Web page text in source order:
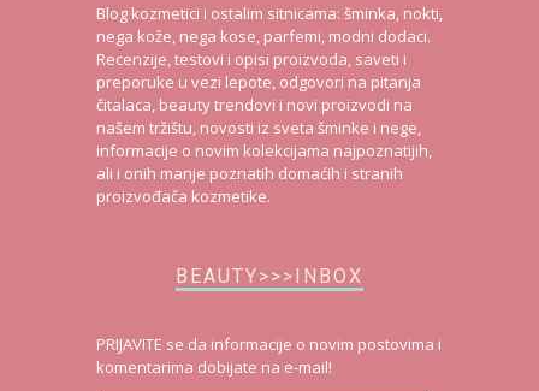
Blog kozmetici i ostalim sitnicama: šminka, nokti,
nega kože, nega kose, parfemi, modni dodaci.
Recenzije, testovi i opisi proizvoda, saveti i
preporuke u vezi lepote, odgovori na pitanja
čitalaca, beauty trendovi i novi proizvodi na
našem tržištu, novosti iz sveta šminke i nege,
informacije o novim kolekcijama najpoznatijih,
ali i onih manje poznatih domaćih i stranih
proizvođača kozmetike.
BEAUTY>>>INBOX
PRIJAVITE se da informacije o novim postovima i
komentarima dobijate na e-mail!